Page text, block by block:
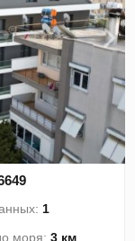
1
моря:3 км